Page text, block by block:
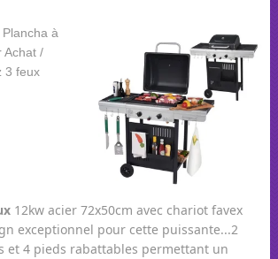
12kw acier 72x50cm avec chariot favex
exceptionnel pour cette puissante...2
et 4 pieds rabattables permettant un